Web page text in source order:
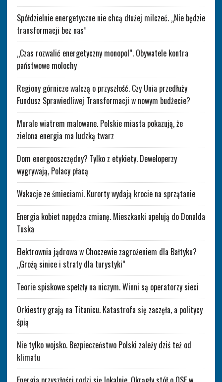
Spółdzielnie energetyczne nie chcą dłużej milczeć. „Nie będzie
transformacji bez nas”
„Czas rozwalić energetyczny monopol”. Obywatele kontra
państwowe molochy
Regiony górnicze walczą o przyszłość. Czy Unia przedłuży
Fundusz Sprawiedliwej Transformacji w nowym budżecie?
Murale wiatrem malowane. Polskie miasta pokazują, że
zielona energia ma ludzką twarz
Dom energooszczędny? Tylko z etykiety. Deweloperzy
wygrywają, Polacy płacą
Wakacje ze śmieciami. Kurorty wydają krocie na sprzątanie
Energia kobiet napędza zmianę. Mieszkanki apelują do Donalda
Tuska
Elektrownia jądrowa w Choczewie zagrożeniem dla Bałtyku?
„Grożą sinice i straty dla turystyki”
Teorie spiskowe spełzły na niczym. Winni są operatorzy sieci
Orkiestry grają na Titanicu. Katastrofa się zaczęła, a politycy
śpią
Nie tylko wojsko. Bezpieczeństwo Polski zależy dziś też od
klimatu